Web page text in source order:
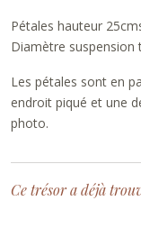
Pétales hauteur
Diamètre suspension
Les pétales sont en
endroit piqué et une
photo.
Ce trésor a déjà